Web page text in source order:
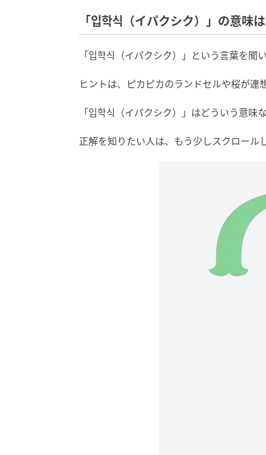
「입학식（イパクシク）」の意味
「입학식（イパクシク）」という言葉を聞
ヒントは、ピカピカのランドセルや桜が連
「입학식（イパクシク）」はどういう意味
正解を知りたい人は、もう少しスクロール